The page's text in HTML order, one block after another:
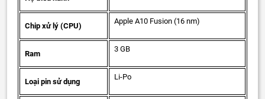
Chip xử lý (CPU)
Apple A10 Fusion (16 nm)
Ram
3 GB
Loại pin sử dụng
Li-Po